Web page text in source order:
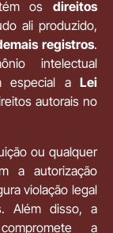
os direitos
ali produzido,
registros.
intelectual
especial a Lei
autorais no
ou qualquer
a autorização
violação legal
Além disso, a
a